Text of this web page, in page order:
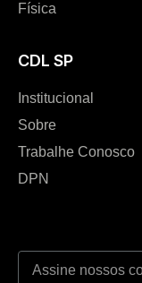
Física
CDL SP
Institucional
Sobre
Trabalhe Conosco
DPN